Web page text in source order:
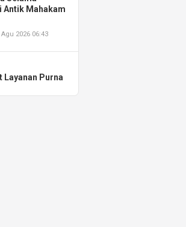
Antik Mahakam
2026 06:43
Layanan Purna